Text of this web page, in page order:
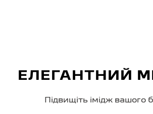
ЕЛЕГАНТНИЙ
Підвищіть імідж вашого